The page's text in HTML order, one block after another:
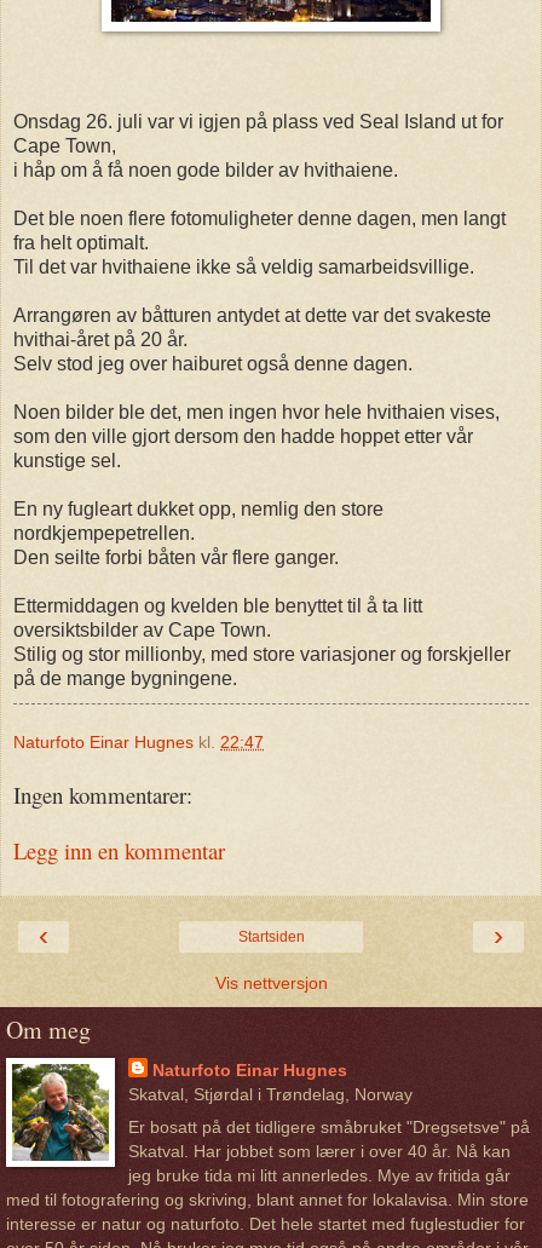
Onsdag 26. juli var vi igjen på plass ved Seal Island ut for
Cape Town,
i håp om å få noen gode bilder av hvithaiene.
Det ble noen flere fotomuligheter denne dagen, men langt
fra helt optimalt.
Til det var hvithaiene ikke så veldig samarbeidsvillige.
Arrangøren av båtturen antydet at dette var det svakeste
hvithai-året på 20 år.
Selv stod jeg over haiburet også denne dagen.
Noen bilder ble det, men ingen hvor hele hvithaien vises,
som den ville gjort dersom den hadde hoppet etter vår
kunstige sel.
En ny fugleart dukket opp, nemlig den store
nordkjempepetrellen.
Den seilte forbi båten vår flere ganger.
Ettermiddagen og kvelden ble benyttet til å ta litt
oversiktsbilder av Cape Town.
Stilig og stor millionby, med store variasjoner og forskjeller
på de mange bygningene.
Naturfoto Einar Hugnes kl. 22:47
Ingen kommentarer:
Legg inn en kommentar
‹ ›
Startsiden
Vis nettversjon
Om meg
Naturfoto Einar Hugnes
Skatval, Stjørdal i Trøndelag, Norway
Er bosatt på det tidligere småbruket "Dregsetsve" på
Skatval. Har jobbet som lærer i over 40 år. Nå kan
jeg bruke tida mi litt annerledes. Mye av fritida går
med til fotografering og skriving, blant annet for lokalavisa. Min store
interesse er natur og naturfoto. Det hele startet med fuglestudier for